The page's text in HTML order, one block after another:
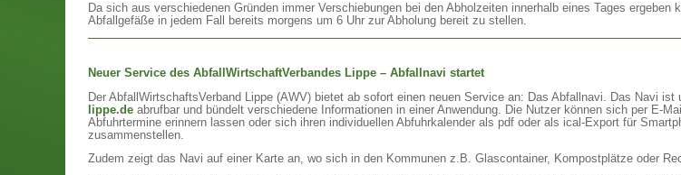
Da sich aus verschiedenen Gründen immer Verschiebungen bei den Abholzeiten innerhalb eines Tages ergeben
Abfallgefäße in jedem Fall bereits morgens um 6 Uhr zur Abholung bereit zu stellen.
Neuer Service des AbfallWirtschaftVerbandes Lippe – Abfallnavi startet
Der AbfallWirtschaftsVerband Lippe (AWV) bietet ab sofort einen neuen Service an: Das Abfallnavi. Das Navi ist
lippe.de abrufbar und bündelt verschiedene Informationen in einer Anwendung. Die Nutzer können sich per E-
Abfuhrtermine erinnern lassen oder sich ihren individuellen Abfuhrkalender als pdf oder als ical-Export für
zusammenstellen.
Zudem zeigt das Navi auf einer Karte an, wo sich in den Kommunen z.B. Glascontainer, Kompostplätze oder